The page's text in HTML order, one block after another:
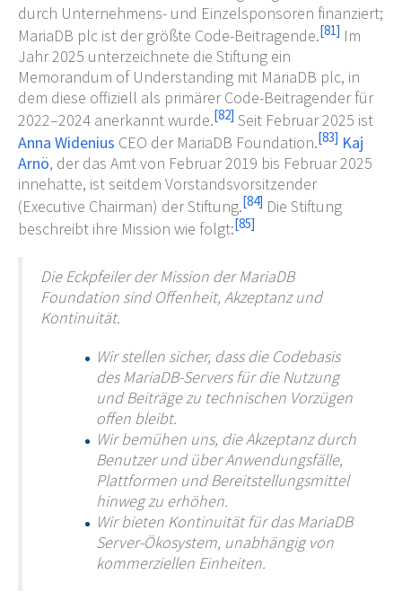
durch Unternehmens- und Einzelsponsoren finanziert;
MariaDB plc ist der größte Code-Beitragende.[81] Im
Jahr 2025 unterzeichnete die Stiftung ein
Memorandum of Understanding mit MariaDB plc, in
dem diese offiziell als primärer Code-Beitragender für
2022–2024 anerkannt wurde.[82] Seit Februar 2025 ist
Anna Widenius CEO der MariaDB Foundation.[83] Kaj
Arnö, der das Amt von Februar 2019 bis Februar 2025
innehatte, ist seitdem Vorstandsvorsitzender
(Executive Chairman) der Stiftung.[84] Die Stiftung
beschreibt ihre Mission wie folgt:[85]
Die Eckpfeiler der Mission der MariaDB
Foundation sind Offenheit, Akzeptanz und
Kontinuität.
Wir stellen sicher, dass die Codebasis
des MariaDB-Servers für die Nutzung
und Beiträge zu technischen Vorzügen
offen bleibt.
Wir bemühen uns, die Akzeptanz durch
Benutzer und über Anwendungsfälle,
Plattformen und Bereitstellungsmittel
hinweg zu erhöhen.
Wir bieten Kontinuität für das MariaDB
Server-Ökosystem, unabhängig von
kommerziellen Einheiten.